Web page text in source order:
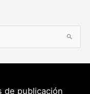
de publicación